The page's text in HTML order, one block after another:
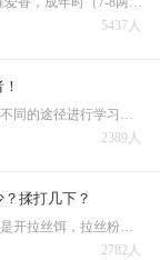
5437人
2389人
揉打几下？
2782人